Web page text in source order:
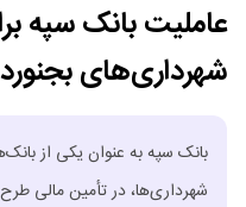
عاملیت بانک سپه
شهرداری‌های
بانک سپه به عنوان یکی از
شهرداری‌ها، در تأمین مالی